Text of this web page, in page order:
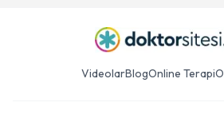
VideolarBlogOnline Terapi